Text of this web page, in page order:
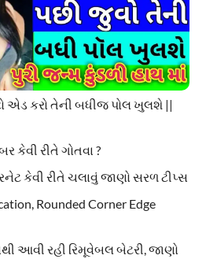
એડ કરો તેની બધીજ પોલ ખુલશે ||
કેવી રીતે ગોતવા ?
કેવી રીતે ચલાવું જાણો સરળ ટીપ્સ
Rounded Corner Edge
આવી રહી રિમૂવેબલ બેટરી, જાણો